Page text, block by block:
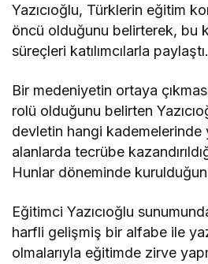
Yazıcıoğlu, Türklerin eğitim
öncü olduğunu belirterek, bu
süreçleri katılımcılarla paylaştı.
Bir medeniyetin ortaya
rolü olduğunu belirten
devletin hangi
alanlarda tecrübe
Hunlar döneminde
Eğitimci Yazıcıoğlu
harfli gelişmiş bir alfabe ile
olmalarıyla eğitimde zirve